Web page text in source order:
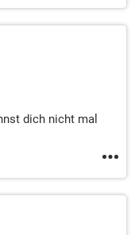
dich nicht mal